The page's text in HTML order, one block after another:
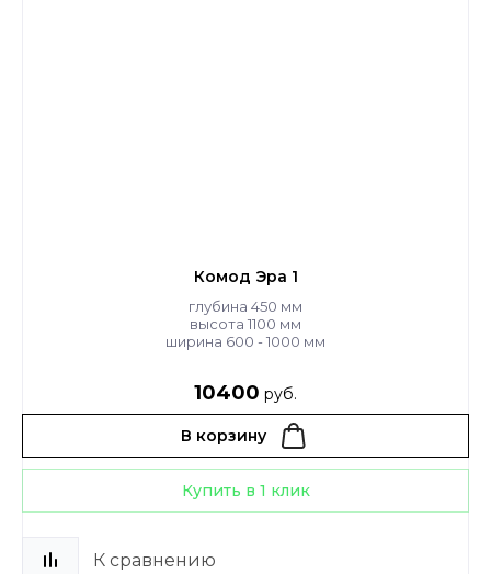
Комод Эра 1
глубина 450 мм
высота 1100 мм
ширина 600 - 1000 мм
10400 руб.
В корзину
Купить в 1 клик
К сравнению